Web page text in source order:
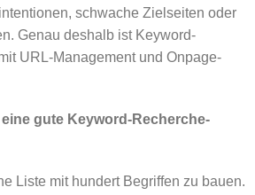
schwache Zielseiten oder
Genau deshalb ist Keyword-
URL-Management und Onpage-
gute Keyword-Recherche-
Liste mit hundert Begriffen zu bauen.